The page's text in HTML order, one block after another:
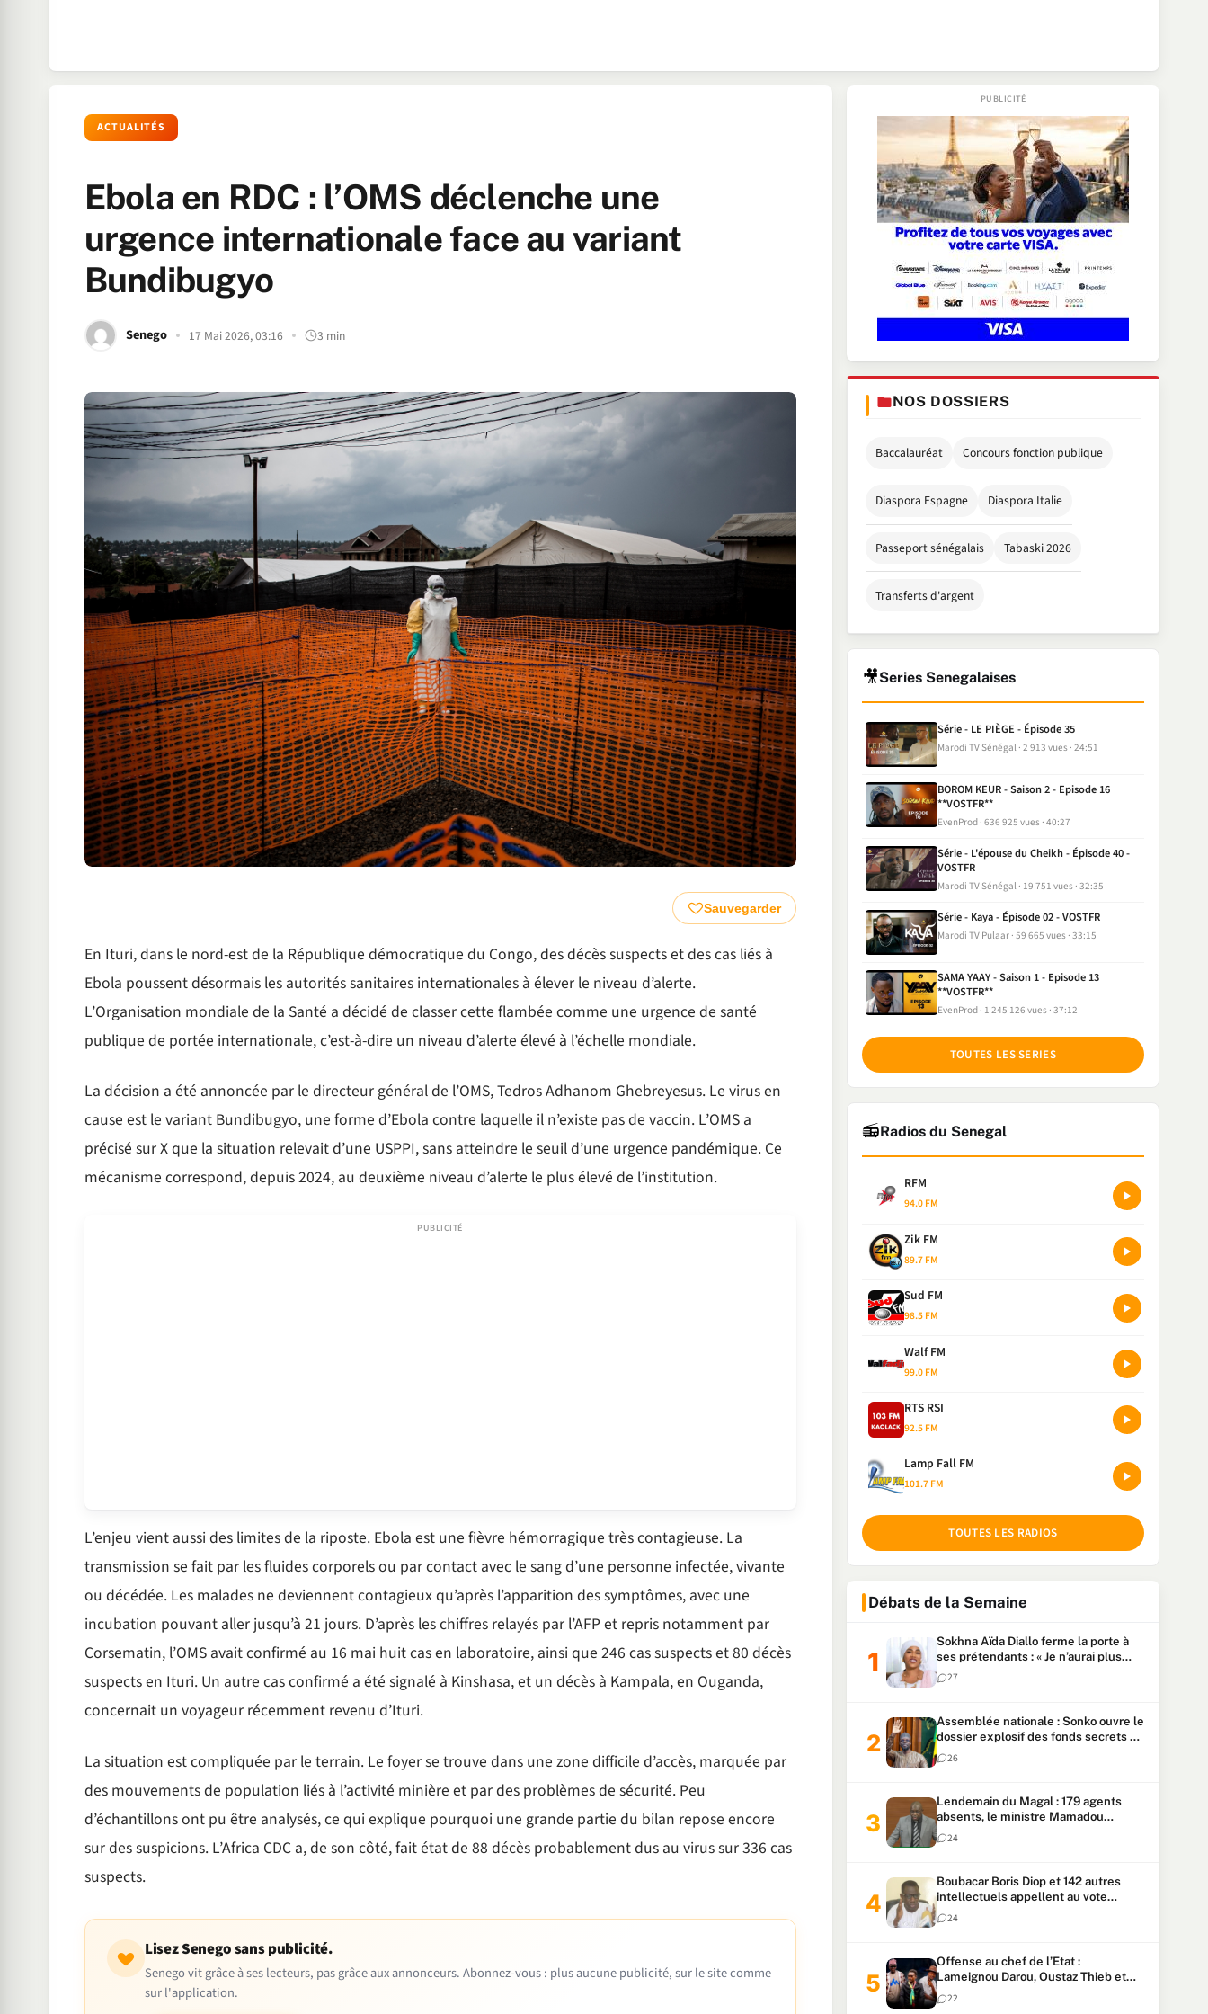
ACTUALITÉS
Ebola en RDC : l’OMS déclenche une
urgence internationale face au variant
Bundibugyo
Senego 17 Mai 2026, 03:16 3 min
Sauvegarder
En Ituri, dans le nord-est de la République démocratique du Congo, des décès suspects et des cas liés à
Ebola poussent désormais les autorités sanitaires internationales à élever le niveau d’alerte.
L’Organisation mondiale de la Santé a décidé de classer cette flambée comme une urgence de santé
publique de portée internationale, c’est-à-dire un niveau d’alerte élevé à l’échelle mondiale.
La décision a été annoncée par le directeur général de l’OMS, Tedros Adhanom Ghebreyesus. Le virus en
cause est le variant Bundibugyo, une forme d’Ebola contre laquelle il n’existe pas de vaccin. L’OMS a
précisé sur X que la situation relevait d’une USPPI, sans atteindre le seuil d’une urgence pandémique. Ce
mécanisme correspond, depuis 2024, au deuxième niveau d’alerte le plus élevé de l’institution.
L’enjeu vient aussi des limites de la riposte. Ebola est une fièvre hémorragique très contagieuse. La
transmission se fait par les fluides corporels ou par contact avec le sang d’une personne infectée, vivante
ou décédée. Les malades ne deviennent contagieux qu’après l’apparition des symptômes, avec une
incubation pouvant aller jusqu’à 21 jours. D’après les chiffres relayés par l’AFP et repris notamment par
Corsematin, l’OMS avait confirmé au 16 mai huit cas en laboratoire, ainsi que 246 cas suspects et 80 décès
suspects en Ituri. Un autre cas confirmé a été signalé à Kinshasa, et un décès à Kampala, en Ouganda,
concernait un voyageur récemment revenu d’Ituri.
La situation est compliquée par le terrain. Le foyer se trouve dans une zone difficile d’accès, marquée par
des mouvements de population liés à l’activité minière et par des problèmes de sécurité. Peu
d’échantillons ont pu être analysés, ce qui explique pourquoi une grande partie du bilan repose encore
sur des suspicions. L’Africa CDC a, de son côté, fait état de 88 décès probablement dus au virus sur 336 cas
suspects.
Lisez Senego sans publicité.
Senego vit grâce à ses lecteurs, pas grâce aux annonceurs. Abonnez-vous : plus aucune publicité, sur le site comme
sur l'application.
NOS DOSSIERS
Baccalauréat Concours fonction publique
Diaspora Espagne Diaspora Italie
Passeport sénégalais Tabaski 2026
Transferts d'argent
🎥Series Senegalaises
Série - LE PIÈGE - Épisode 35
Marodi TV Sénégal 2 913 vues 24:51
BOROM KEUR - Saison 2 - Episode 16
**VOSTFR**
EvenProd 636 925 vues 40:27
Série - L'épouse du Cheikh - Épisode 40 -
VOSTFR
Marodi TV Sénégal 19 751 vues 32:35
Série - Kaya - Épisode 02 - VOSTFR
Marodi TV Pulaar 59 665 vues 33:15
SAMA YAAY - Saison 1 - Episode 13
**VOSTFR**
EvenProd 1 245 126 vues 37:12
TOUTES LES SERIES
📻Radios du Senegal
RFM
94.0 FM
Zik FM
89.7 FM
Sud FM
98.5 FM
Walf FM
99.0 FM
RTS RSI
92.5 FM
Lamp Fall FM
101.7 FM
TOUTES LES RADIOS
Débats de la Semaine
Sokhna Aïda Diallo ferme la porte à
ses prétendants : « Je n’aurai plus
jamais un autre mari »
27
Assemblée nationale : Sonko ouvre le
dossier explosif des fonds secrets et
du patrimoine présidentiel
26
Lendemain du Magal : 179 agents
absents, le ministre Mamadou
Lamine Dianté exige des explications
24
Boubacar Boris Diop et 142 autres
intellectuels appellent au vote
urgent de la révision
constitutionnelle
24
Offense au chef de l’Etat :
Lameignou Darou, Oustaz Thieb et
Ndiaye Touba lourdement
condamnés
22